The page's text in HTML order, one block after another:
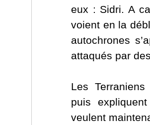
eux : Sidri. A
voient en la
autochrones
attaqués par
Les
puis
veulent